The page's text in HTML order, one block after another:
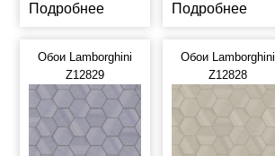
Подробнее
Подробнее
Обои Lamborghini
Z12829
Обои Lamborghini
Z12828